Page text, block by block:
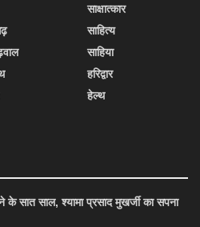
साक्षात्कार
साहित्य
साहिया
हरिद्वार
हेल्थ
सात साल, श्यामा प्रसाद मुखर्जी का सपना